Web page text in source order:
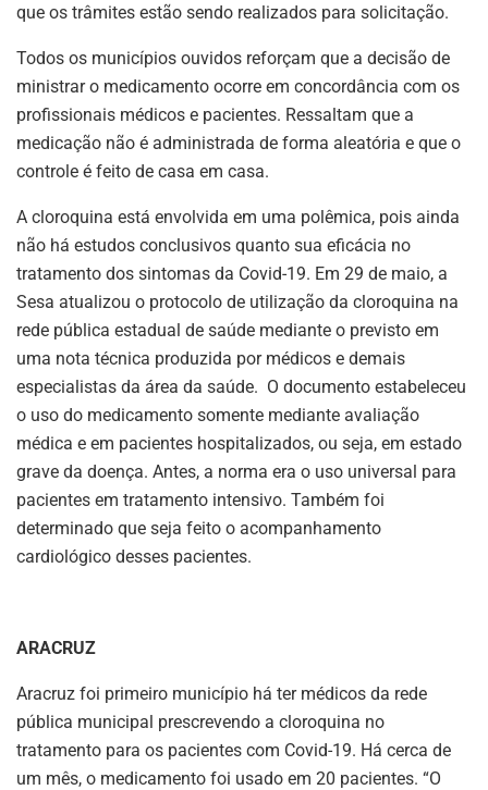
que os trâmites estão sendo realizados para solicitação.
Todos os municípios ouvidos reforçam que a decisão de
ministrar o medicamento ocorre em concordância com os
profissionais médicos e pacientes. Ressaltam que a
medicação não é administrada de forma aleatória e que o
controle é feito de casa em casa.
A cloroquina está envolvida em uma polêmica, pois ainda
não há estudos conclusivos quanto sua eficácia no
tratamento dos sintomas da Covid-19. Em 29 de maio, a
Sesa atualizou o protocolo de utilização da cloroquina na
rede pública estadual de saúde mediante o previsto em
uma nota técnica produzida por médicos e demais
especialistas da área da saúde. O documento estabeleceu
o uso do medicamento somente mediante avaliação
médica e em pacientes hospitalizados, ou seja, em estado
grave da doença. Antes, a norma era o uso universal para
pacientes em tratamento intensivo. Também foi
determinado que seja feito o acompanhamento
cardiológico desses pacientes.
ARACRUZ
Aracruz foi primeiro município há ter médicos da rede
pública municipal prescrevendo a cloroquina no
tratamento para os pacientes com Covid-19. Há cerca de
um mês, o medicamento foi usado em 20 pacientes. “O